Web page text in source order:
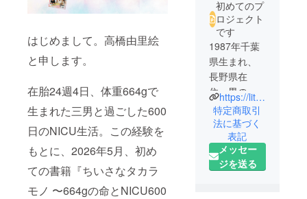
はじめまして。高橋由里絵
と申します。
在胎24週4日、体重664gで
生まれた三男と過ごした600
日のNICU生活。この経験を
もとに、2026年5月、初め
ての書籍『ちいさなタカラ
モノ 〜664gの命とNICU600
初めてのプ
ロジェクト
です
1987年千葉
県生まれ、
長野県在
住。男の子3
人の母。
2023年、第
三子を妊娠
24週4日・
664gで出
https://lit.link/yuriebeyourself
特定商取引
法に基づく
表記
メッセー
ジを送る